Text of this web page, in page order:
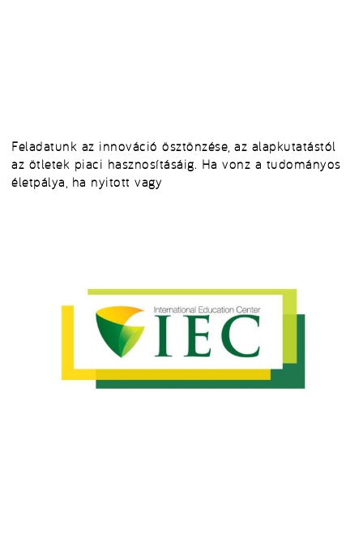
Feladatunk az innováció ösztönzése, az alapkutatástól
az ötletek piaci hasznosításáig. Ha vonz a tudományos
életpálya, ha nyitott vagy